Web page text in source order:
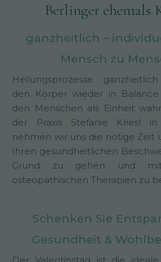
Berlinger ehemals
ganzheitlich –
Mensch zu
Heilungsprozesse
den Körper wieder in
den Menschen als Einheit
der Praxis Stefanie Kriesl in
nehmen wir uns die nötige Zeit
Ihren gesundheitlichen
Grund zu gehen und
osteopathischen Therapien zu
Schenken Sie
Gesundheit &